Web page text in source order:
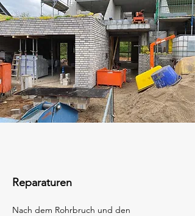
Reparaturen
Nach dem Rohrbruch und den